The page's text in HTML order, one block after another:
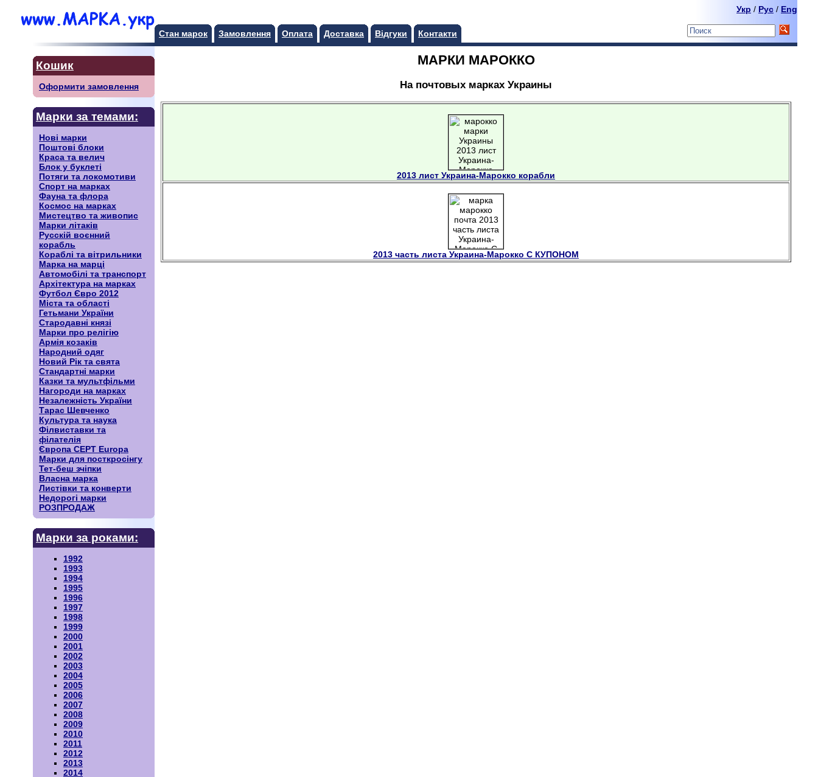
Стан марок Замовлення Оплата Доставка Відгуки Контакти
Укр / Pyc / Eng
Кошик
Оформити замовлення
Марки за темами:
Нові марки
Поштові блоки
Краса та велич
Блок у буклеті
Потяги та локомотиви
Спорт на марках
Фауна та флора
Космос на марках
Мистецтво та живопис
Марки літаків
Русскiй воєнний
корабль
Кораблі та вітрильники
Марка на марці
Автомобілі та транспорт
Архітектура на марках
Футбол Євро 2012
Міста та області
Гетьмани України
Стародавні князі
Марки про релігію
Армія козаків
Народний одяг
Новий Рік та свята
Стандартні марки
Казки та мультфільми
Нагороди на марках
Незалежність України
Тарас Шевченко
Культура та наука
Філвиставки та
філателія
Європа CEPT Europa
Марки для посткросінгу
Тет-беш зчіпки
Власна марка
Листівки та конверти
Недорогі марки
РОЗПРОДАЖ
Марки за роками:
1992
1993
1994
1995
1996
1997
1998
1999
2000
2001
2002
2003
2004
2005
2006
2007
2008
2009
2010
2011
2012
2013
2014
МАРКИ МАРОККО
На почтовых марках Украины
2013 лист Украина-Марокко корабли
2013 часть листа Украина-Марокко С КУПОНОМ